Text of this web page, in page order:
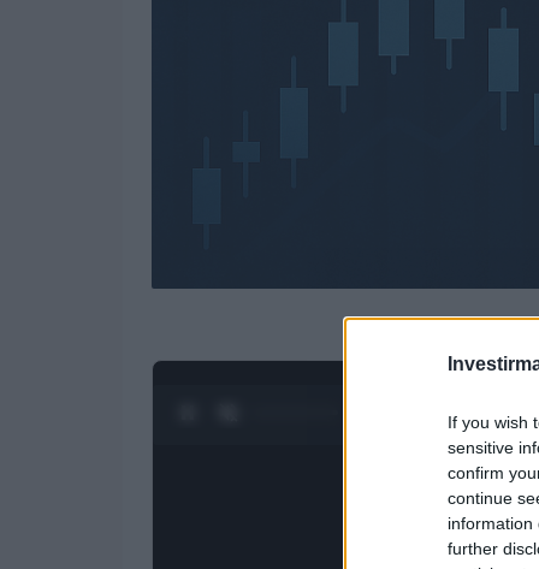
If you wish
sensitive
confirm
continue
information
further
1/